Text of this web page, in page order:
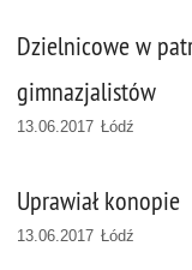
Dzielnicowe w
gimnazjalistów
13.06.2017 Łódź
Uprawiał konopie
13.06.2017 Łódź